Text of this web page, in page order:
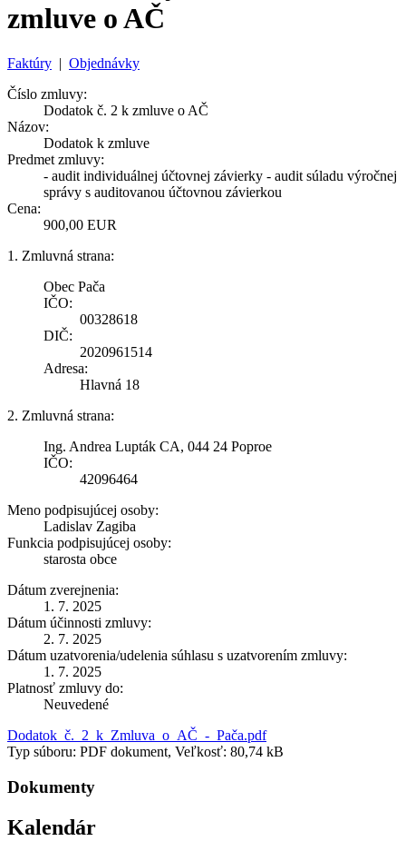
zmluve o AČ
Faktúry | Objednávky
Číslo zmluvy:
Dodatok č. 2 k zmluve o AČ
Názov:
Dodatok k zmluve
Predmet zmluvy:
- audit individuálnej účtovnej závierky - audit súladu výročnej
správy s auditovanou účtovnou závierkou
Cena:
900,00 EUR
1. Zmluvná strana:
Obec Pača
IČO:
00328618
DIČ:
2020961514
Adresa:
Hlavná 18
2. Zmluvná strana:
Ing. Andrea Lupták CA, 044 24 Poproe
IČO:
42096464
Meno podpisujúcej osoby:
Ladislav Zagiba
Funkcia podpisujúcej osoby:
starosta obce
Dátum zverejnenia:
1. 7. 2025
Dátum účinnosti zmluvy:
2. 7. 2025
Dátum uzatvorenia/udelenia súhlasu s uzatvorením zmluvy:
1. 7. 2025
Platnosť zmluvy do:
Neuvedené
Dodatok_č._2_k_Zmluva_o_AČ_-_Pača.pdf
Typ súboru: PDF dokument, Veľkosť: 80,74 kB
Dokumenty
Kalendár